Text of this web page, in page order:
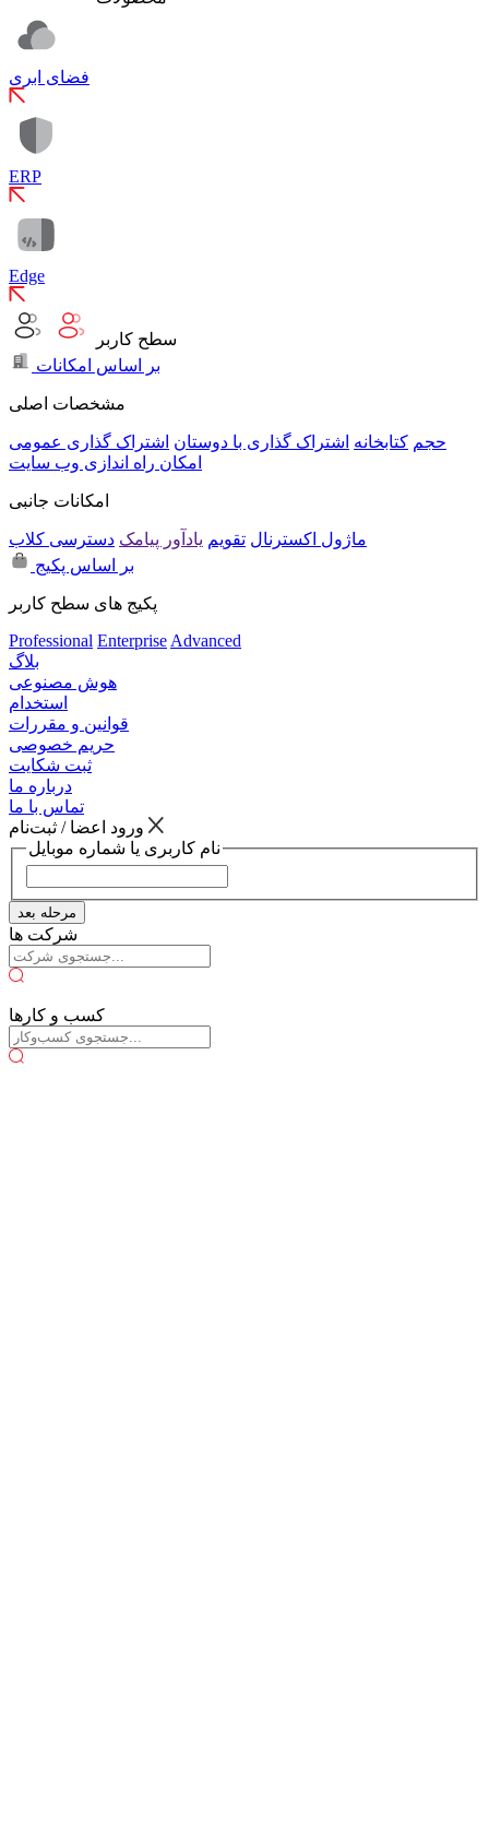
فضای ابری
ERP
Edge
سطح کاربر
بر اساس امکانات
مشخصات اصلی
حجم کتابخانه اشتراک گذاری با دوستان اشتراک گذاری عمومی
امکان راه اندازی وب سایت
امکانات جانبی
ماژول اکسترنال تقویم یادآور پیامک دسترسی کلاب
بر اساس پکیج
پکیج های سطح کاربر
Professional EnterpriseAdvanced
بلاگ
هوش مصنوعی
استخدام
قوانین و مقررات
حریم خصوصی
ثبت شکایت
درباره ما
تماس با ما
نام کاربری یا شماره موبایل
مرحله بعد
شرکت ها
کسب و کارها